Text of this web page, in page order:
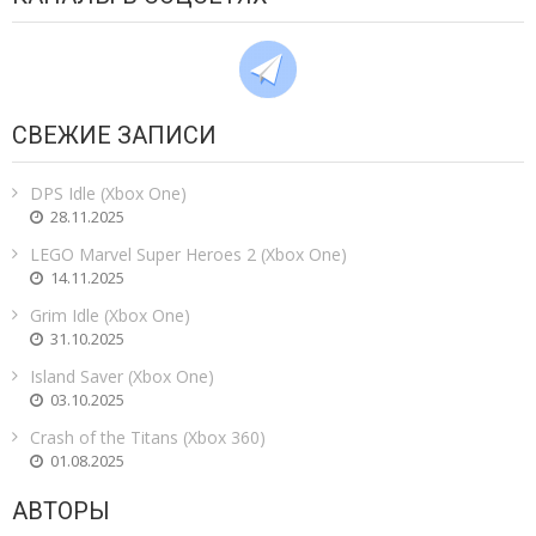
СВЕЖИЕ ЗАПИСИ
DPS Idle (Xbox One)
28.11.2025
LEGO Marvel Super Heroes 2 (Xbox One)
14.11.2025
Grim Idle (Xbox One)
31.10.2025
Island Saver (Xbox One)
03.10.2025
Crash of the Titans (Xbox 360)
01.08.2025
АВТОРЫ